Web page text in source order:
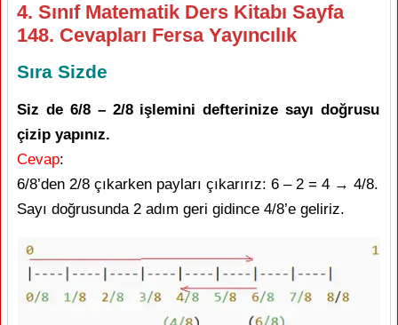
4. Sınıf Matematik Ders Kitabı Sayfa
148. Cevapları Fersa Yayıncılık
Sıra Sizde
Siz de 6/8 – 2/8 işlemini defterinize sayı doğrusu
çizip yapınız.
Cevap:
6/8’den 2/8 çıkarken payları çıkarırız: 6 – 2 = 4 → 4/8.
Sayı doğrusunda 2 adım geri gidince 4/8’e geliriz.